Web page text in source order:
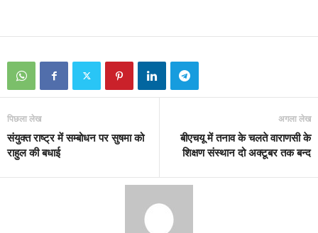
पिछला लेख
संयुक्त राष्ट्र में सम्बोधन पर सुषमा को
राहुल की बधाई
अगला लेख
बीएचयू में तनाव के चलते वाराणसी के
शिक्षण संस्थान दो अक्टूबर तक बन्द